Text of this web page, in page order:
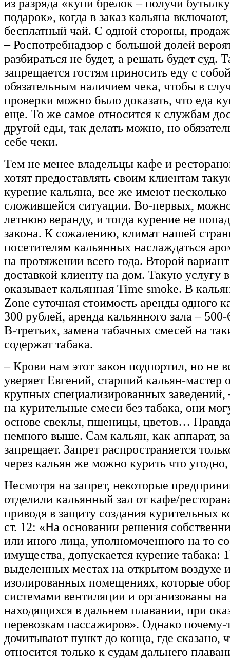
из разряда «купи брелок – получи
подарок», когда в заказ кальяна
бесплатный чай. С одной стороны,
– Роспотребнадзор с большой долей
разбираться не будет, а решать будет суд.
запрещается гостям приносить еду с
обязательным наличием чека, чтобы в
проверки можно было доказать, что еда
еще. То же самое относится к службам
другой еды, так делать можно, но
себе чеки.
Тем не менее владельцы кафе и
хотят предоставлять своим клиентам
курение кальяна, все же имеют несколько
сложившейся ситуации. Во-первых,
летнюю веранду, и тогда курение не
закона. К сожалению, климат нашей
посетителям кальянных наслаждаться
на протяжении всего года. Второй
доставкой клиенту на дом. Такую услугу
оказывает кальянная Time smoke. В
Zone суточная стоимость аренды одного
300 рублей, аренда кальянного зала –
В-третьих, замена табачных смесей на
содержат табака.
– Крови нам этот закон подпортил, но не
уверяет Евгений, старший кальян-мастер
крупных специализированных
на курительные смеси без табака, они
основе свеклы, пшеницы, цветов…
немного выше. Сам кальян, как аппарат,
запрещает. Запрет распространяется
через кальян же можно курить что угодно,
Несмотря на запрет, некоторые
отделили кальянный зал от кафе/
приводя в защиту создания курительных
ст. 12: «На основании решения
или иного лица, уполномоченного на то
имущества, допускается курение табака:
выделенных местах на открытом воздухе
изолированных помещениях, которые
системами вентиляции и организованы на
находящихся в дальнем плавании, при
перевозкам пассажиров». Однако почему-
дочитывают пункт до конца, где сказано,
относится только к судам дальнего